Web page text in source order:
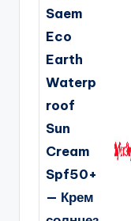
Saem
Eco
Earth
Waterp
roof
Sun
Cream
Spf50+
— Крем